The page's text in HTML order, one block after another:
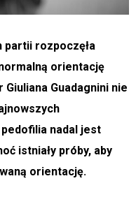
partii rozpoczęła
orientację
Guadagnini nie
nadal jest
istniały próby, aby
orientację.